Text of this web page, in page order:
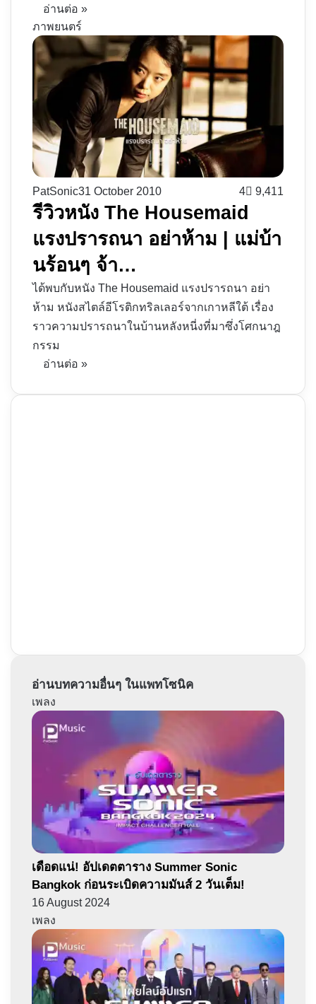
อ่านต่อ »
ภาพยนตร์
PatSonic31 October 2010 4 9,411
รีวิวหนัง The Housemaid
แรงปรารถนา อย่าห้าม | แม่บ้า
นร้อนๆ จ้า…
ได้พบกับหนัง The Housemaid แรงปรารถนา อย่า
ห้าม หนังสไตล์อีโรติกทริลเลอร์จากเกาหลีใต้ เรื่อง
ราวความปรารถนาในบ้านหลังหนี่งที่มาซึ่งโศกนาฎ
กรรม
อ่านต่อ »
อ่านบทความอื่นๆ ในแพทโซนิค
เพลง
เดือดแน่! อัปเดตตาราง Summer Sonic
Bangkok ก่อนระเบิดความมันส์ 2 วันเต็ม!
16 August 2024
เพลง